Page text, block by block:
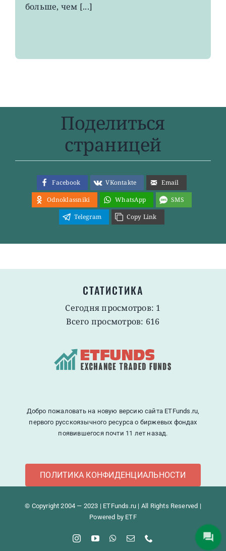
больше, чем [...]
Поделиться
страницей
Facebook VKontakte
Email
Odnoklassniki
WhatsApp
SMS
Telegram
Copy Link
СТАТИСТИКА
Сегодня просмотров: 1
Всего просмотров: 616
Добро пожаловать на новую версию сайта ETFunds.ru,
первого русскоязычного ресурса о биржевых фондах
появившегося почти 11 лет назад.
ПОЛИТИКА КОНФИДЕНЦИАЛЬНОСТИ
© Copyright 2004 — 2023 | ETFunds.ru | All Rights Reserved |
Powered by ETF